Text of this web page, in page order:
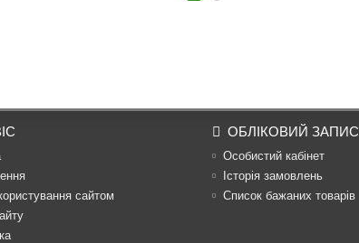
сайтом
ОБЛІКОВИЙ ЗАПИС
Особистий кабінет
Історія замовлень
Список бажаних товарів